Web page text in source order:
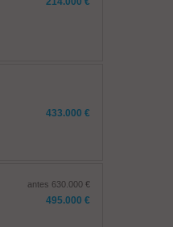
433.000 €
antes 630.000 €
495.000 €